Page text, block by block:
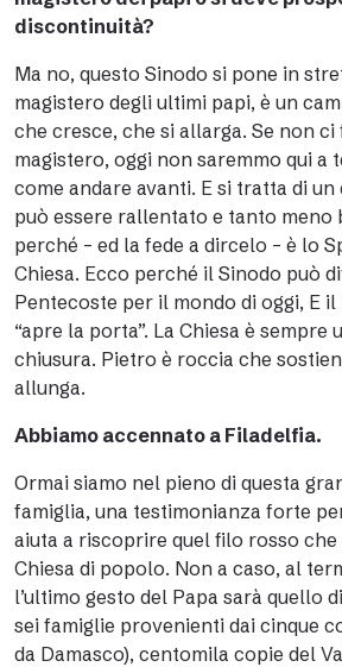
discontinuità?
Ma no, questo Sinodo si pone in
magistero degli ultimi papi, è un
che cresce, che si allarga. Se non
magistero, oggi non saremmo qui a
come andare avanti. E si tratta di
può essere rallentato e tanto
perché – ed la fede a dircelo – è lo
Chiesa. Ecco perché il Sinodo può
Pentecoste per il mondo di oggi, E
“apre la porta”. La Chiesa è sempre
chiusura. Pietro è roccia che
allunga.
Abbiamo accennato a Filadelfia.
Ormai siamo nel pieno di questa
famiglia, una testimonianza forte
aiuta a riscoprire quel filo rosso che
Chiesa di popolo. Non a caso, al
l’ultimo gesto del Papa sarà quello
sei famiglie provenienti dai cinque
da Damasco), centomila copie del